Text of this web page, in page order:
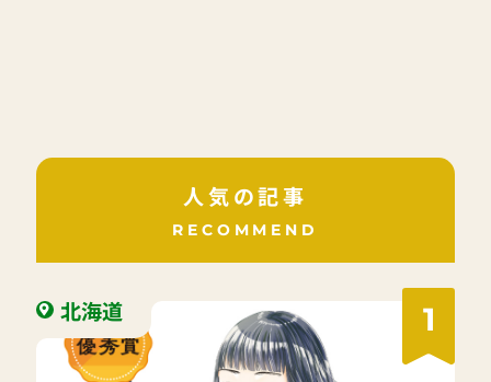
人気の記事
RECOMMEND
1
北海道